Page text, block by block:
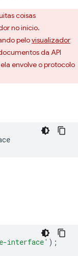
coisas
no início.
pelovisualizador
da API
envolve o protocolo
interface' );